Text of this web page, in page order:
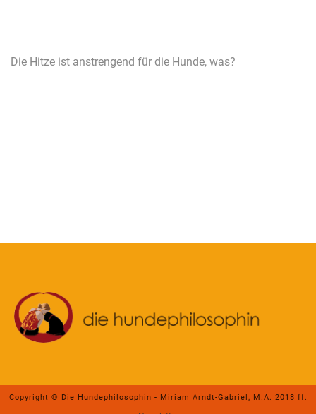
Die Hitze ist anstrengend für die Hunde, was?
Copyright © Die Hundephilosophin - Miriam Arndt-Gabriel, M.A. 2018 ff.